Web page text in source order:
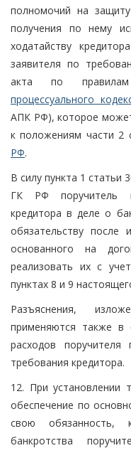
полномочий на
получения по нему
ходатайству
заявителя по
акта по
процессуального
АПК РФ), которое
к положениям части 2
РФ.
В силу пункта 1 статьи
ГК РФ поручитель
кредитора в деле о
обязательству после
основанного на
реализовать их с
пунктах 8 и 9
Разъяснения,
применяются также в
расходов поручителя
требования кредитора.
12. При установлении
обеспечение по
свою обязанность,
банкротства